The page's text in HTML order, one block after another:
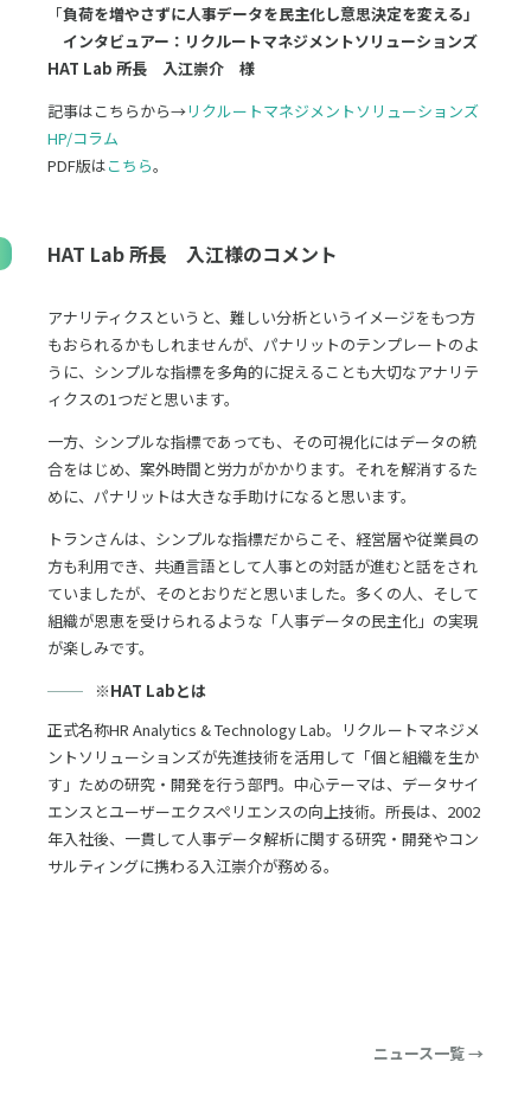
「負荷を増やさずに人事データを民主化し意思決定を変える 」
インタビュアー：リクルートマネジメントソリューションズ
HAT Lab 所長 入江崇介 様
記事はこちらから→リクルートマネジメントソリューションズ
HP/コラム
PDF版はこちら。
HAT Lab 所長 入江様のコメント
アナリティクスというと、難しい分析というイメージをもつ方
もおられるかもしれませんが、パナリットのテンプレートのよ
うに、シンプルな指標を多角的に捉えることも大切なアナリテ
ィクスの1つだと思います。
一方、シンプルな指標であっても、その可視化にはデータの統
合をはじめ、案外時間と労力がかかります。それを解消するた
めに、パナリットは大きな手助けになると思います。
トランさんは、シンプルな指標だからこそ、経営層や従業員の
方も利用でき、共通言語として人事との対話が進むと話をされ
ていましたが、そのとおりだと思いました。多くの人、そして
組織が恩恵を受けられるような「人事データの民主化」の実現
が楽しみです。
※HAT Labとは
正式名称HR Analytics & Technology Lab。リクルートマネジメ
ントソリューションズが先進技術を活用して「個と組織を生か
す」ための研究・開発を行う部門。中心テーマは、データサイ
エンスとユーザーエクスペリエンスの向上技術。所長は、2002
年入社後、一貫して人事データ解析に関する研究・開発やコン
サルティングに携わる入江崇介が務める。
ニュース一覧 →